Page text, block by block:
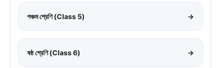
পঞ্চম শ্রেণি (Class 5) →
ষষ্ঠ শ্রেণি (Class 6) →